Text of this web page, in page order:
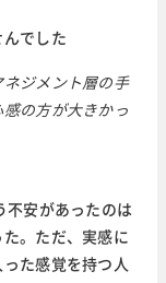
でした
ジメント層の手
の方が大きかっ
安があったのは
。ただ、実感に
た感覚を持つ人